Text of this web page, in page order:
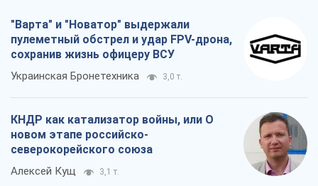
"Варта" и "Новатор" выдержали
пулеметный обстрел и удар FPV-дрона,
сохранив жизнь офицеру ВСУ
Украинская Бронетехника 3,0 т.
КНДР как катализатор войны, или О
новом этапе российско-
северокорейского союза
Алексей Кущ 3,1 т.